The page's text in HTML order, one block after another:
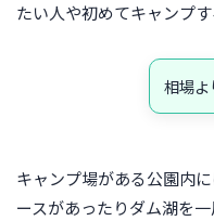
たい人や初めてキャンプす
相場よ
キャンプ場がある公園内
ースがあったりダム湖を